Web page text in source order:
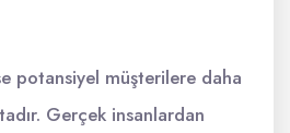
potansiyel müşterilere daha
Gerçek insanlardan